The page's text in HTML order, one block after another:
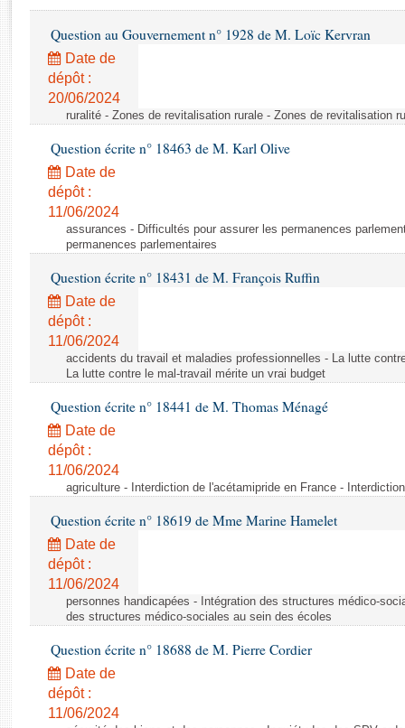
Baromètre de l’application des lois
Dossiers législatifs
Budget et sécurité sociale
Questions écrites et orales
Comptes rendus des débats
Question au Gouvernement n° 1928 de M. Loïc Kervran
Date de
dépôt :
20/06/2024
ruralité - Zones de revitalisation rurale - Zones de revitalisation
Question écrite n° 18463 de M. Karl Olive
Date de
dépôt :
11/06/2024
assurances - Difficultés pour assurer les permanences
permanences parlementaires
Question écrite n° 18431 de M. François Ruffin
Date de
dépôt :
11/06/2024
accidents du travail et maladies professionnelles - La lutte
La lutte contre le mal-travail mérite un vrai budget
Question écrite n° 18441 de M. Thomas Ménagé
Date de
dépôt :
11/06/2024
agriculture - Interdiction de l'acétamipride en France -
Question écrite n° 18619 de Mme Marine Hamelet
Date de
dépôt :
11/06/2024
personnes handicapées - Intégration des structures médico-
des structures médico-sociales au sein des écoles
Question écrite n° 18688 de M. Pierre Cordier
Date de
dépôt :
11/06/2024